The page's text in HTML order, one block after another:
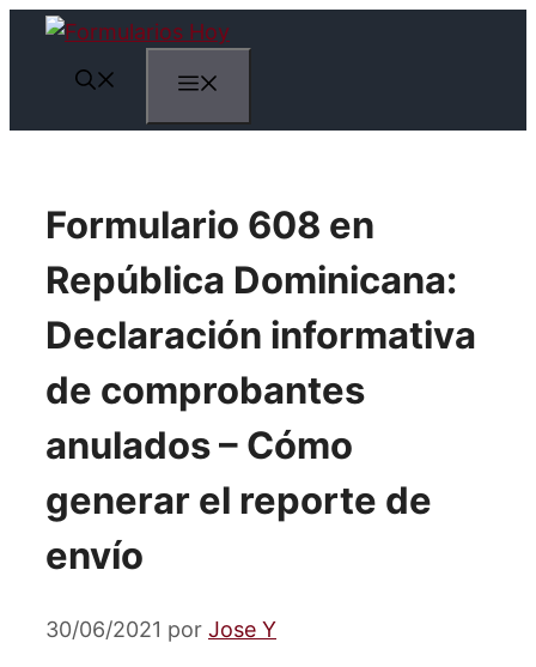
Saltar
contenido
Formulario 608 en
República Dominicana:
Declaración informativa
de comprobantes
anulados – Cómo
generar el reporte de
envío
30/06/2021 por Jose Y